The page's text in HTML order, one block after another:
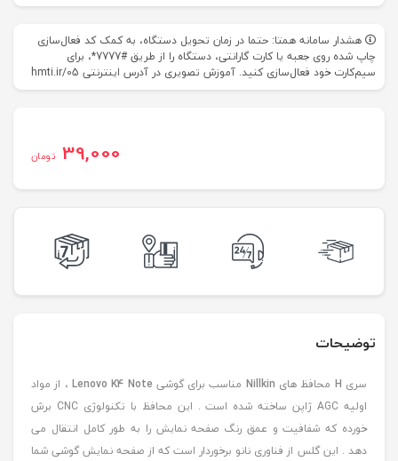
هشدار سامانه همتا: حتما در زمان تحویل دستگاه، به کمک کد فعال‌سازی
چاپ شده روی جعبه یا کارت گارانتی، دستگاه را از طریق #7777*، برای
سیم‌کارت خود فعال‌سازی کنید. آموزش تصویری در آدرس اینترنتی hmti.ir/05
39,000 تومان
توضیحات
سری H محافظ های Nillkin مناسب برای گوشی Lenovo K4 Note ، از مواد
اولیه AGC ژاپن ساخته شده است . این محافظ با تکنولوژی CNC برش
خورده که شفافیت و عمق رنگ صفحه نمایش را به طور کامل انتقال می
دهد . این گلس از فناوری نانو برخوردار است که از صفحه نمایش گوشی شما